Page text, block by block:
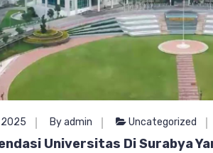
2025 By admin Uncategorized
Universitas Di Surabya